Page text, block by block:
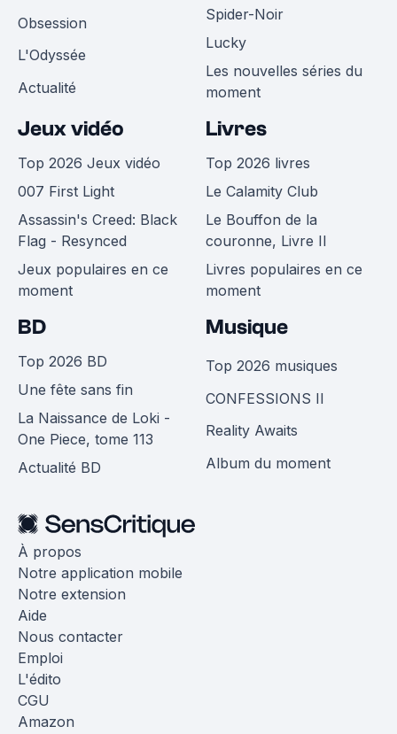
Obsession
L'Odyssée
Actualité
Spider-Noir
Lucky
Les nouvelles séries du
moment
Jeux vidéo
Top 2026 Jeux vidéo
007 First Light
Assassin's Creed: Black
Flag - Resynced
Jeux populaires en ce
moment
Livres
Top 2026 livres
Le Calamity Club
Le Bouffon de la
couronne, Livre II
Livres populaires en ce
moment
BD
Top 2026 BD
Une fête sans fin
La Naissance de Loki -
One Piece, tome 113
Actualité BD
Musique
Top 2026 musiques
CONFESSIONS II
Reality Awaits
Album du moment
À propos
Notre application mobile
Notre extension
Aide
Nous contacter
Emploi
L'édito
CGU
Amazon